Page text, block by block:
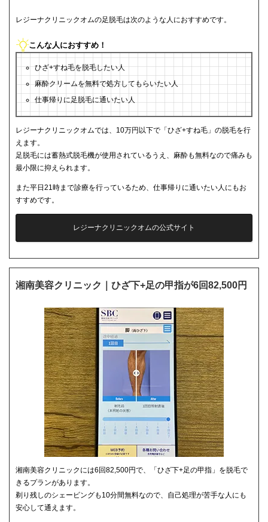
レジーナクリニックオムの足脱毛は次のような人におすすめです。
こんな人におすすめ！
ひざ+すね毛を脱毛したい人
麻酔クリームを無料で処方してもらいたい人
仕事帰りに足脱毛に通いたい人
レジーナクリニックオムでは、10万円以下で「ひざ+すね毛」の脱毛を行
えます。
足脱毛には蓄熱式脱毛機が使用されているうえ、麻酔も無料なので痛みも
最小限に抑えられます。
また平日21時まで診療を行っているため、仕事帰りに通いたい人にもお
すすめです。
レジーナクリニックオムの公式サイト
湘南美容クリニック｜ひざ下+足の甲指が6回82,500円
湘南美容クリニックには6回82,500円で、「ひざ下+足の甲指」を脱毛で
きるプランがあります。
剃り残しのシェービングも10分間無料なので、自己処理が苦手な人にも
安心して通えます。